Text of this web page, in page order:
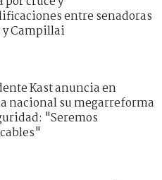
entre senadoras
y Campillai
Kast anuncia en
nacional su megarreforma
"Seremos